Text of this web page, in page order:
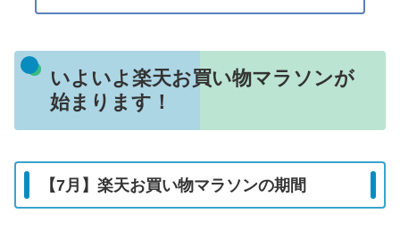
いよいよ楽天お買い物マラソンが
始まります！
【7月】楽天お買い物マラソンの期間